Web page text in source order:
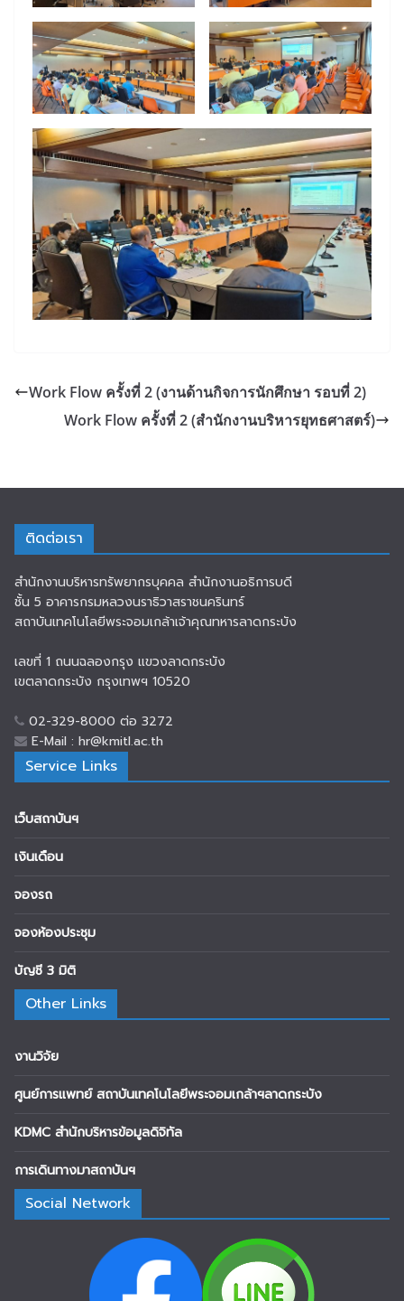
Work Flow ครั้งที่ 2 (งานด้านกิจการนักศึกษา รอบที่ 2)
Work Flow ครั้งที่ 2 (สำนักงานบริหารยุทธศาสตร์)
ติดต่อเรา
สำนักงานบริหารทรัพยากรบุคคล สำนักงานอธิการบดี
ชั้น 5 อาคารกรมหลวงนราธิวาสราชนครินทร์
สถาบันเทคโนโลยีพระจอมเกล้าเจ้าคุณทหารลาดกระบัง
เลขที่ 1 ถนนฉลองกรุง แขวงลาดกระบัง
เขตลาดกระบัง กรุงเทพฯ 10520
02-329-8000 ต่อ 3272
E-Mail : hr@kmitl.ac.th
Service Links
เว็บสถาบันฯ
เงินเดือน
จองรถ
จองห้องประชุม
บัญชี 3 มิติ
Other Links
งานวิจัย
ศูนย์การแพทย์ สถาบันเทคโนโลยีพระจอมเกล้าฯลาดกระบัง
KDMC สำนักบริหารข้อมูลดิจิทัล
การเดินทางมาสถาบันฯ
Social Network